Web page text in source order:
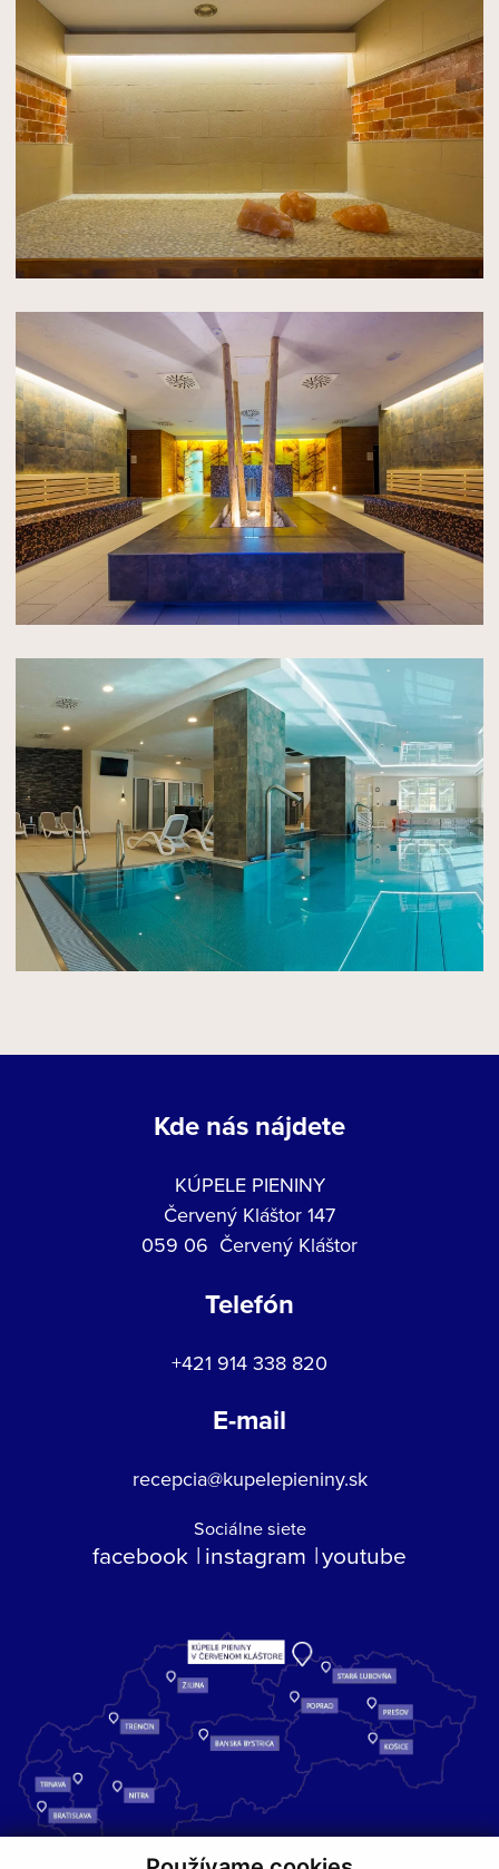
Kde nás nájdete
KÚPELE PIENINY
Červený Kláštor 147
059 06 Červený Kláštor
Telefón
+421 914 338 820
E-mail
recepcia@kupelepieniny.sk
Sociálne siete
facebook instagram youtube